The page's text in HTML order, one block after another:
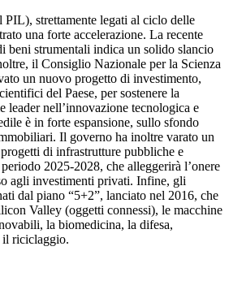
strettamente legati al ciclo delle
una forte accelerazione. La recente
beni strumentali indica un solido slancio
il Consiglio Nazionale per la Scienza
un nuovo progetto di investimento,
del Paese, per sostenere la
leader nell’innovazione tecnologica e
è in forte espansione, sullo sfondo
Il governo ha inoltre varato un
di infrastrutture pubbliche e
2025-2028, che alleggerirà l’onere
agli investimenti privati. Infine, gli
dal piano “5+2”, lanciato nel 2016, che
Valley (oggetti connessi), le macchine
la biomedicina, la difesa,
il riciclaggio.